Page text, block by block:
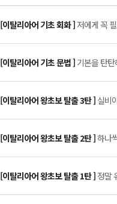
[이탈리아어 기초 회화 ]저에게 꼭
[이탈리아어 기초 문법 ] 기본을 탄
[이탈리아어 왕초보 탈출 3탄 ] 실비
[이탈리아어 왕초보 탈출 2탄 ]하나
[이탈리아어 왕초보 탈출 1탄 ] 정말